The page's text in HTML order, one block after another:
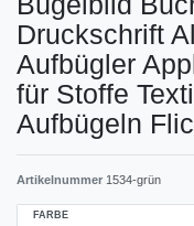
Druckschrift
Aufbügler
für Stoffe
Aufbügeln
Artikelnummer 1534-grün
FARBE